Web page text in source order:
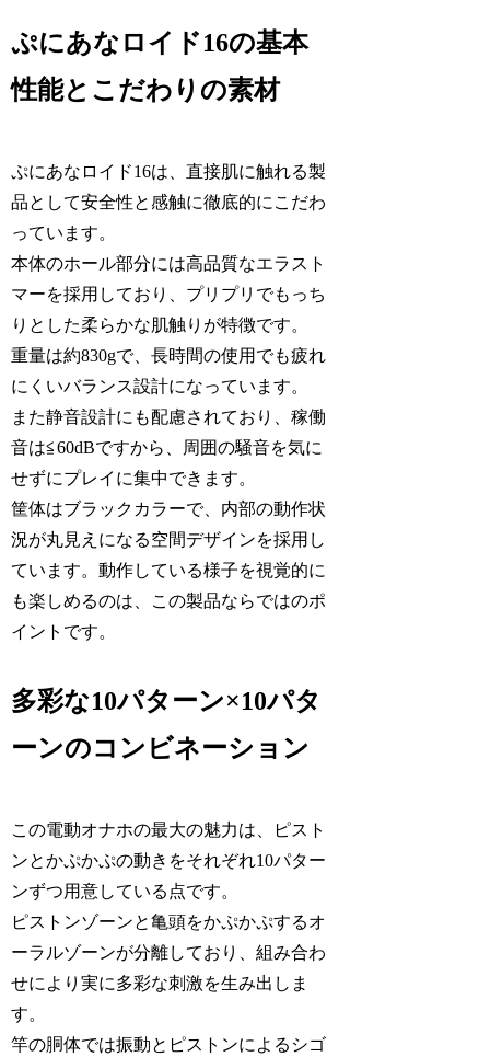
ぷにあなロイド16の基本
性能とこだわりの素材
ぷにあなロイド16は、直接肌に触れる製
品として安全性と感触に徹底的にこだわ
っています。
本体のホール部分には高品質なエラスト
マーを採用しており、プリプリでもっち
りとした柔らかな肌触りが特徴です。
重量は約830gで、長時間の使用でも疲れ
にくいバランス設計になっています。
また静音設計にも配慮されており、稼働
音は≦60dBですから、周囲の騒音を気に
せずにプレイに集中できます。
筐体はブラックカラーで、内部の動作状
況が丸見えになる空間デザインを採用し
ています。動作している様子を視覚的に
も楽しめるのは、この製品ならではのポ
イントです。
多彩な10パターン×10パタ
ーンのコンビネーション
この電動オナホの最大の魅力は、ピスト
ンとかぷかぷの動きをそれぞれ10パター
ンずつ用意している点です。
ピストンゾーンと亀頭をかぷかぷするオ
ーラルゾーンが分離しており、組み合わ
せにより実に多彩な刺激を生み出しま
す。
竿の胴体では振動とピストンによるシゴ